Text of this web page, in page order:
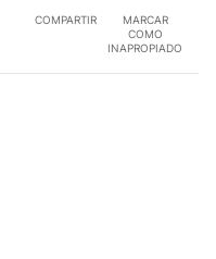
COMPARTIR
MARCAR
COMO
INAPROPIADO